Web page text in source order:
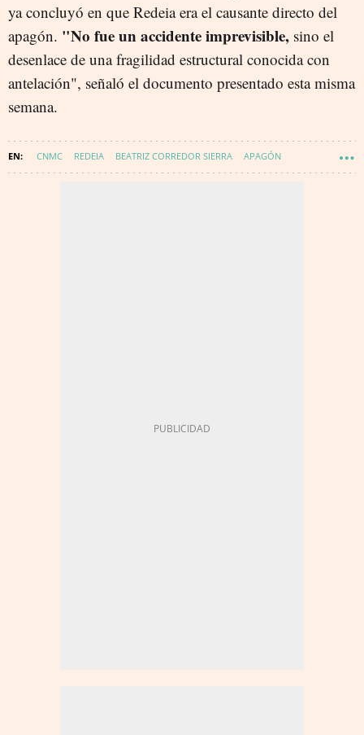
ya concluyó en que Redeia era el causante directo del
apagón. "No fue un accidente imprevisible, sino el
desenlace de una fragilidad estructural conocida con
antelación", señaló el documento presentado esta misma
semana.
CNMC REDEIA BEATRIZ CORREDOR SIERRA APAGÓN